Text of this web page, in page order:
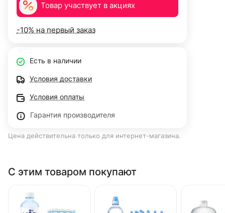
Товар участвует в акциях
-10% на первый заказ
Есть в наличии
Условия доставки
Условия оплаты
Гарантия производителя
Цена действительна только для интернет-магазина.
С этим товаром покупают